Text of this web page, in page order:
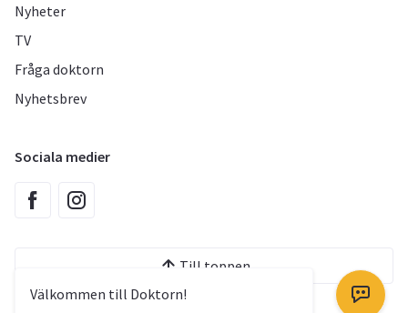
Välkommen till Doktorn!
Nyheter
TV
Fråga doktorn
Nyhetsbrev
Sociala medier
Till toppen